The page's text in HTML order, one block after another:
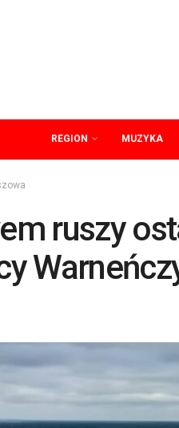
REGION MUZYKA
ruszy